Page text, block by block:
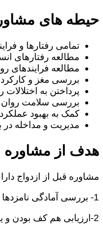
حیطه های
تمامی رفتارها و
مطالعه رفتارهای
مطالعه فرایندهای
بررسی مغز و
پرداختن به
بررسی سلامت
کمک به بهبود
مدیریت و مداخله در
هدف از مشاوره
مشاوره قبل از ازدواج دارای 3 هدف اساسی
1- بررسی آمادگی نامزدها برای ازدواج
2-ارزیابی هم کف بودن و یا هماهنگی و همسانی نامزدها